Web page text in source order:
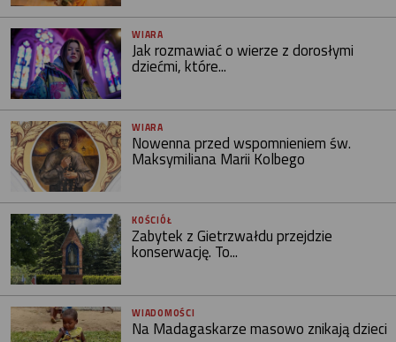
WIARA
Jak rozmawiać o wierze z dorosłymi
dziećmi, które...
WIARA
Nowenna przed wspomnieniem św.
Maksymiliana Marii Kolbego
KOŚCIÓŁ
Zabytek z Gietrzwałdu przejdzie
konserwację. To...
WIADOMOŚCI
Na Madagaskarze masowo znikają dzieci